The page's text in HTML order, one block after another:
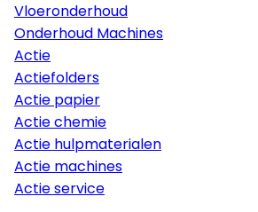
Vloeronderhoud
Onderhoud Machines
Actie
Actiefolders
Actie papier
Actie chemie
Actie hulpmaterialen
Actie machines
Actie service